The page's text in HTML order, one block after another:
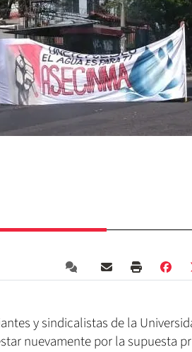
y sindicalistas de la
nuevamente por la supuesta